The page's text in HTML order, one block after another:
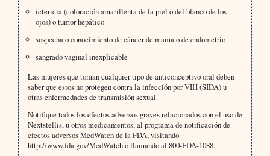
ictericia (coloración amarillenta de la piel o del blanco de los
ojos) o tumor hepático
sospecha o conocimiento de cáncer de mama o de endometrio
sangrado vaginal inexplicable
Las mujeres que toman cualquier tipo de anticonceptivo oral deben
saber que estos no protegen contra la infección por VIH (SIDA) u
otras enfermedades de transmisión sexual.
Notifique todos los efectos adversos graves relacionados con el uso de
Nextstellis, u otros medicamentos, al programa de notificación de
efectos adversos MedWatch de la FDA, visitando
http://www.fda.gov/MedWatch o llamando al 800-FDA-1088.